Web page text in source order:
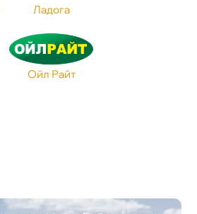
Ладога
Ойл Райт